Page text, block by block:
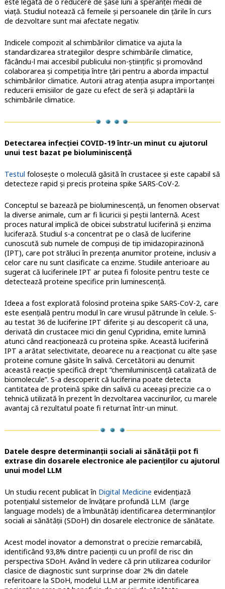
viață. Studiul notează că femeile și persoanele din țările în curs
de dezvoltare sunt mai afectate negativ.
Indicele compozit al schimbărilor climatice va ajuta la
standardizarea strategiilor despre schimbările climatice,
făcându-l mai accesibil publicului non-științific și promovând
colaborarea și competiția între țări pentru a aborda impactul
schimbărilor climatice. Autorii atrag atenția asupra importanței
reducerii emisiilor de gaze cu efect de seră și adaptării la
schimbările climatice.
Detectarea infecției COVID-19 într-un minut cu ajutorul
unui test bazat pe bioluminiscență
Testul folosește o moleculă găsită în crustacee și este capabil să
detecteze rapid și precis proteina spike SARS-CoV-2.
Conceptul se bazează pe bioluminescență, un fenomen observat
la diverse animale, cum ar fi licuricii și peștii lanternă. Acest
proces natural implică de obicei substratul luciferină și enzima
luciferază. Studiul s-a concentrat pe o clasă de luciferine
cunoscută sub numele de compuși de tip imidazopirazinonă
(IPT), care pot străluci în prezența anumitor proteine, inclusiv a
celor care nu sunt clasificate ca enzime. Studiile anterioare au
sugerat că luciferinele IPT ar putea fi folosite pentru teste ce
detectează proteine specifice prin luminescență.
Ideea a fost explorată folosind proteina spike SARS-CoV-2, care
este esențială pentru modul în care virusul pătrunde în celule. S-
au testat 36 de luciferine IPT diferite și au descoperit că una,
derivată din crustacee mici din genul Cypridina, emite lumină
atunci când reacționează cu proteina spike. Această luciferină
IPT a arătat selectivitate, deoarece nu a reacționat cu alte șase
proteine comune găsite în salivă. Cercetătorii au denumit
această reacție specifică drept “chemiluminiscență catalizată de
biomolecule”. S-a descoperit că luciferina poate detecta
cantitatea de proteină spike din salivă cu aceeași precizie ca o
tehnică utilizată în prezent în dezvoltarea vaccinurilor, cu marele
avantaj că rezultatul poate fi returnat într-un minut.
Datele despre determinanții sociali ai sănătății pot fi
extrase din dosarele electronice ale pacienților cu ajutorul
unui model LLM
Un studiu recent publicat în Digital Medicine evidențiază
potențialul sistemelor de învățare profundă LLM (large
language models) de a îmbunătăți identificarea determinanților
sociali ai sănătății (SDoH) din dosarele electronice de sănătate.
Acest model inovator a demonstrat o precizie remarcabilă,
identificând 93,8% dintre pacienții cu un profil de risc din
perspectiva SDoH. Având în vedere că prin utilizarea codurilor
clasice de diagnostic sunt surprinse doar 2% din datele
referitoare la SDoH, modelul LLM ar permite identificarea